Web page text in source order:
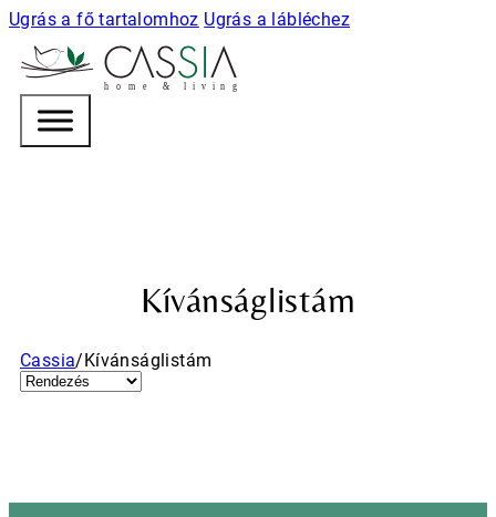
Ugrás a fő tartalomhoz Ugrás a lábléchez
h o m e & l i v i n g
Kívánságlistám
Cassia/Kívánságlistám